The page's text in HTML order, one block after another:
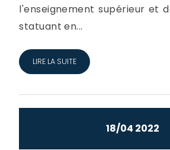
l'enseignement supérieur et
statuant en...
LIRE LA SUITE
18/04 2022